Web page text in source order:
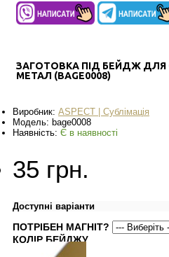
ЗАГОТОВКА ПІД БЕЙДЖ ДЛЯ
МЕТАЛ (BAGE0008)
Виробник: ASPECT | Сублімація
Модель: bage0008
Наявність: Є в наявності
35 грн.
Доступні варіанти
ПОТРІБЕН МАГНІТ?
КОЛІР БЕЙДЖУ